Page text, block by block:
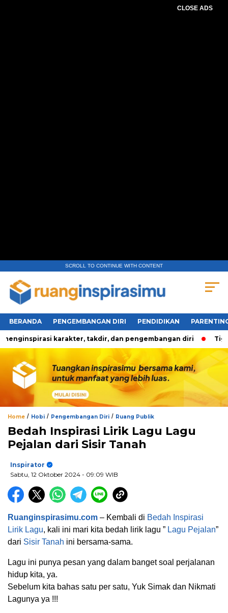
CLOSE ADS
SCROLL TO CONTINUE WITH CONTENT
BERANDA PENGEMBANGAN DIRI PENDIDIKAN
karakter, takdir, dan pengembangan diri Tiga
Home / Hobi / Pengembangan Diri / Ruang Publik
Bedah Inspirasi Lirik Lagu Lagu
Pejalan dari Sisir Tanah
Inspirator
Sabtu, 12 Oktober 2024 - 09:09 WIB
Ruanginspirasimu.com – Kembali di Bedah Inspirasi
Lirik Lagu, kali ini mari kita bedah lirik lagu ” Lagu Pejalan”
dari Sisir Tanah ini bersama-sama.
Lagu ini punya pesan yang dalam banget soal perjalanan
hidup kita, ya.
Sebelum kita bahas satu per satu, Yuk Simak dan Nikmati
Lagunya ya !!!